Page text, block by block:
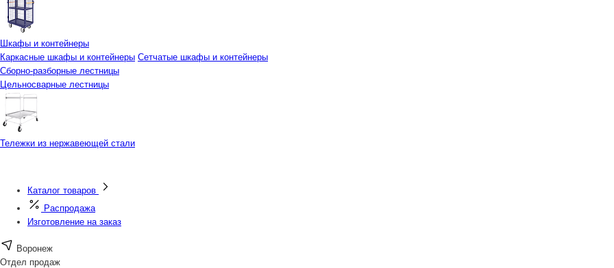
Шкафы и контейнеры
Каркасные шкафы и контейнеры Сетчатые шкафы и контейнеры
Сборно-разборные лестницы
Цельносварные лестницы
Тележки из нержавеющей стали
Каталог товаров
Распродажа
Изготовление на заказ
Воронеж
Отдел продаж